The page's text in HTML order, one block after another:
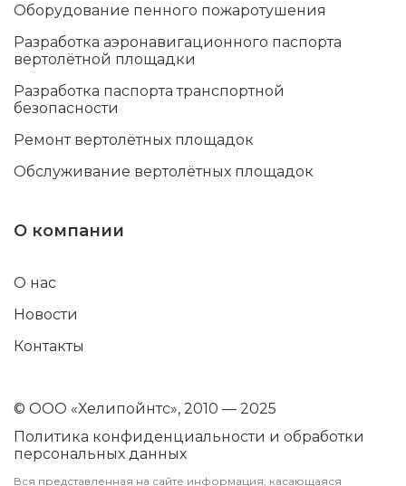
Оборудование пенного пожаротушения
Разработка аэронавигационного паспорта
вертолётной площадки
Разработка паспорта транспортной
безопасности
Ремонт вертолётных площадок
Обслуживание вертолётных площадок
О компании
О нас
Новости
Контакты
© ООО «Хелипойнтс», 2010 — 2025
Политика конфиденциальности и обработки
персональных данных
Вся представленная на сайте информация, касающаяся